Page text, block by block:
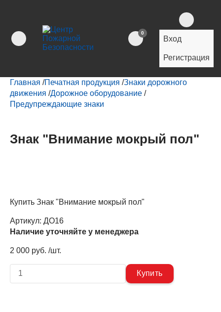
0
Вход
Регистрация
Главная /Печатная продукция /Знаки дорожного
движения /Дорожное оборудование /
Предупреждающие знаки
Знак "Внимание мокрый пол"
Купить Знак "Внимание мокрый пол"
Артикул: ДО16
Наличие уточняйте у менеджера
2 000 руб. /шт.